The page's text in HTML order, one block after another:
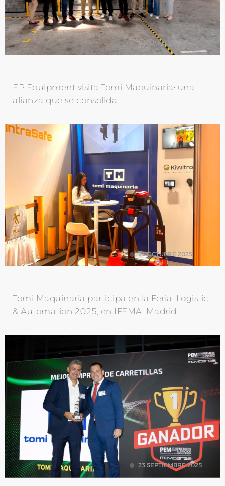
EP Equipment visita Tomi Maquinaria: una
alianza que se consolida
1 JULIO 2026
Tomi Maquinaria participa en la Feria: Logistic
& Automation 2025, en IFEMA, Madrid
23 OCTUBRE 2025
23 SEPTIEMBRE 2025